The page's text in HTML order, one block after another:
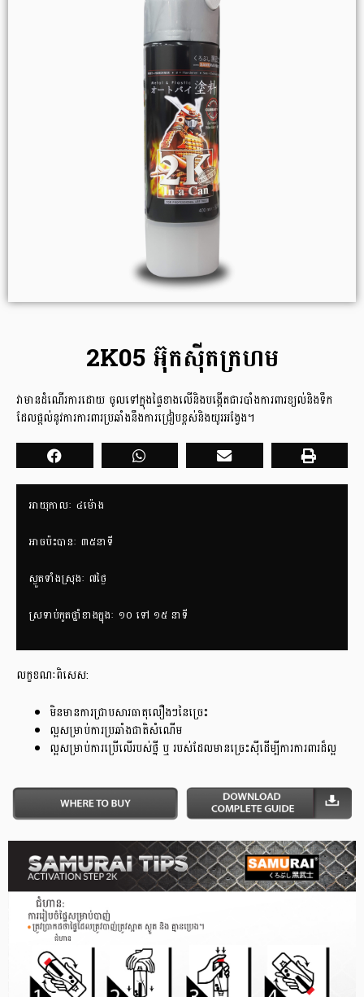
2K05 អ៊ុកស៊ីតក្រហម
វាមានដំណើរការដោយ ចូលទៅក្នុងផ្ទៃខាងលើនិងបង្កើតជារបាំងការពារខ្យល់និងទឹក
ដែលផ្តល់នូវការការពារប្រឆាំងនឹងការជ្រៀបខ្ពស់និងយូរអង្វែង។
អាយុកាលៈ​ ៤ម៉ោង
អាចប៉ះបានៈ ៣៥នាទី
ស្ងួតទាំងស្រុងៈ ៧ថ្ងៃ
ស្រទាប់កូតថ្នាំខាងក្នុងៈ ១០ ទៅ ១៥ នាទី
លក្ខខណៈពិសេស:
មិនមានការជ្រាបសារធាតុលឿងៗនៃច្រេះ
ល្អសម្រាប់ការប្រឆាំងជាតិសំណើម
ល្អសម្រាប់ការប្រើលើរបស់ថ្នី ឬ របស់ដែលមានច្រេះស៊ីដើម្បីការការពារដ៏ល្អ